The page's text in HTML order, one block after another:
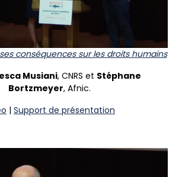
conséquences sur les droits humains
Musiani, CNRS et Stéphane
Bortzmeyer, Afnic.
| Support de présentation